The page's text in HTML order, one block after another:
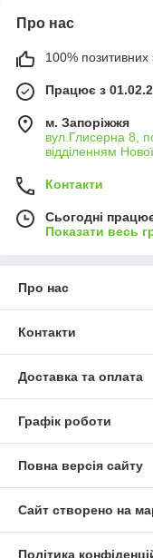
Про нас
100% позитивних
Працює з
м. Запоріжжя
вул.Глисерна 8,
відділенням
Контакти
Сьогодні
Показати весь
Про нас
Контакти
Доставка та оплата
Графік роботи
Повна версія сайту
Сайт створено на
Політика